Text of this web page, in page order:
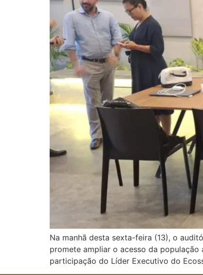
Na manhã desta sexta-feira (13), o
promete ampliar o acesso da
participação do Líder Executivo do